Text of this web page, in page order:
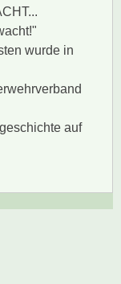
wurde in
auf